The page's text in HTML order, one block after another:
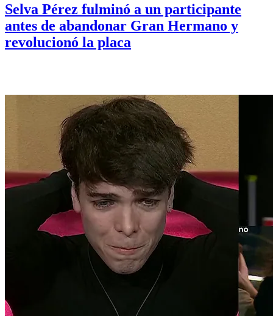
Selva Pérez fulminó a un participante
antes de abandonar Gran Hermano y
revolucionó la placa